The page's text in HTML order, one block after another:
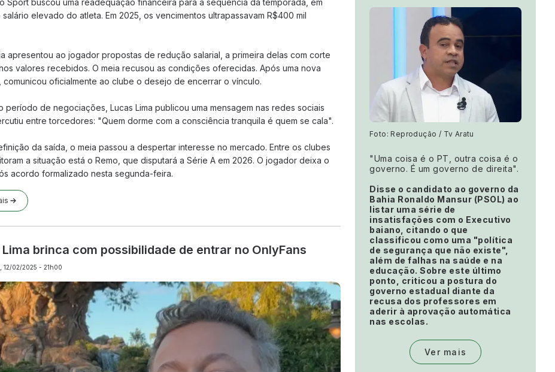
Sport buscou uma readequação financeira para a sequência da temporada, em
elevado do atleta. Em 2025, os vencimentos ultrapassavam R$400 mil
apresentou ao jogador propostas de redução salarial, a primeira delas com corte
valores recebidos. O meia recusou as condições oferecidas. Após uma nova
comunicou oficialmente ao clube o desejo de encerrar o vínculo.
período de negociações, Lucas Lima publicou uma mensagem nas redes sociais
entre torcedores: "Quem dorme com a consciência tranquila é quem se cala".
da saída, o meia passou a despertar interesse no mercado. Entre os clubes
a situação está o Remo, que disputará a Série A em 2026. O jogador deixa o
acordo formalizado nesta segunda-feira.
brinca com possibilidade de entrar no OnlyFans
12/02/2025 - 21h00
Foto: Reprodução / Tv Aratu
"Uma coisa é o PT, outra coisa é o
governo. É um governo de direita".
Disse o candidato ao governo da
Bahia Ronaldo Mansur (PSOL) ao
listar uma série de
insatisfações com o Executivo
baiano, citando o que
classificou como uma "política
de segurança que não existe",
além de falhas na saúde e na
educação. Sobre este último
ponto, criticou a postura do
governo estadual diante da
recusa dos professores em
aderir à aprovação automática
nas escolas.
Ver mais